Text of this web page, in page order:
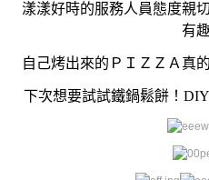
漾漾好時的服務人員態度親
有
自己烤出來的ＰＩＺＺＡ真
下次想要試試鐵鍋鬆餅！